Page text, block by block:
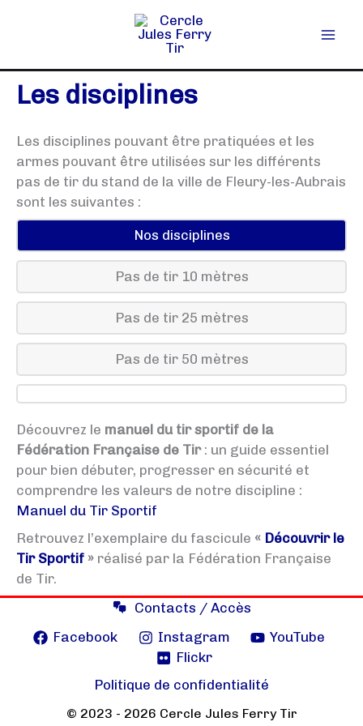
Les disciplines
Les disciplines pouvant être pratiquées et les
armes pouvant être utilisées sur les différents
pas de tir du stand de la ville de Fleury-les-Aubrais
sont les suivantes :
Nos disciplines
Pas de tir 10 mètres
Pas de tir 25 mètres
Pas de tir 50 mètres
Découvrez le manuel du tir sportif de la
Fédération Française de Tir: un guide essentiel
pour bien débuter, progresser en sécurité et
comprendre les valeurs de notre discipline :
Manuel du Tir Sportif
Retrouvez l’exemplaire du fascicule « Découvrir le
Tir Sportif » réalisé par la Fédération Française
de Tir.
Contacts / Accès
Facebook
Instagram
YouTube
Flickr
Politique de confidentialité
© 2023 - 2026 Cercle Jules Ferry Tir